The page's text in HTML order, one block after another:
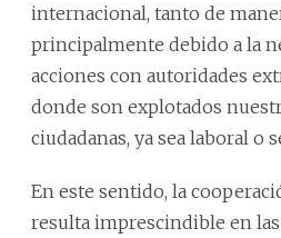
internacional, tanto de
principalmente debido a la
acciones con autoridades
donde son explotados
ciudadanas, ya sea laboral o
En este sentido, la
resulta imprescindible en